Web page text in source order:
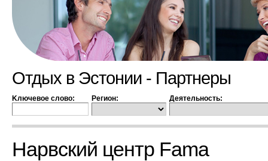
Отдых в Эстонии - Партнеры
Kлючевое слово: Регион: Деятельность:
Нарвский центр Fama